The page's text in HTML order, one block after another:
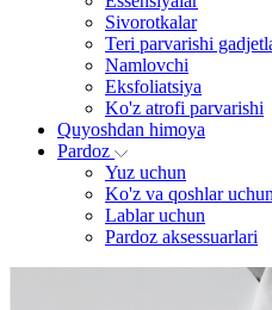
Sivorotkalar
Teri parvarishi
Namlovchi
Eksfoliatsiya
Ko'z atrofi parvarishi
Quyoshdan himoya
Pardoz
Yuz uchun
Ko'z va qoshlar uchun
Lablar uchun
Pardoz aksessuarlari